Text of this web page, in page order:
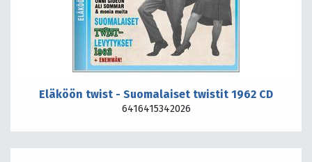
Eläköön twist - Suomalaiset twistit 1962 CD
6416415342026